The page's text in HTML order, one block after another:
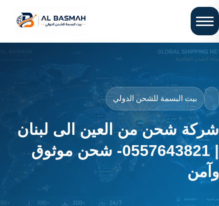
بيت البسمة للشحن الدولي
شركة شحن من العين الى لبنان
| 0557643821- شحن موثوق
وآمن